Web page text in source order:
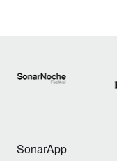
SonarApp